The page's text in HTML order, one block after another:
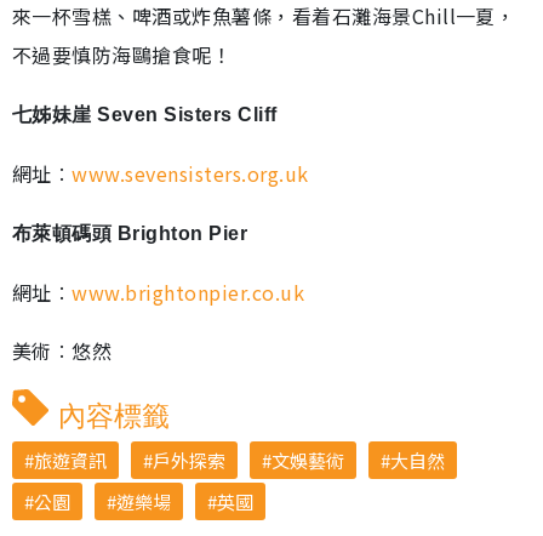
來一杯雪榚、啤酒或炸魚薯條，看着石灘海景Chill一夏，
不過要慎防海鷗搶食呢！
七姊妹崖 Seven Sisters Cliff
網址︰www.sevensisters.org.uk
布萊頓碼頭 Brighton Pier
網址︰www.brightonpier.co.uk
美術︰悠然
內容標籤
旅遊資訊 戶外探索 文娛藝術
大自然
公園
遊樂場 英國